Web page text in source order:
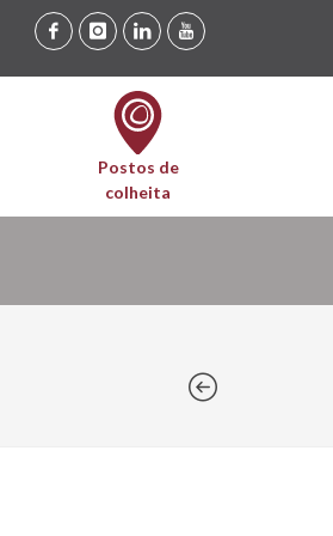
Postos de
colheita